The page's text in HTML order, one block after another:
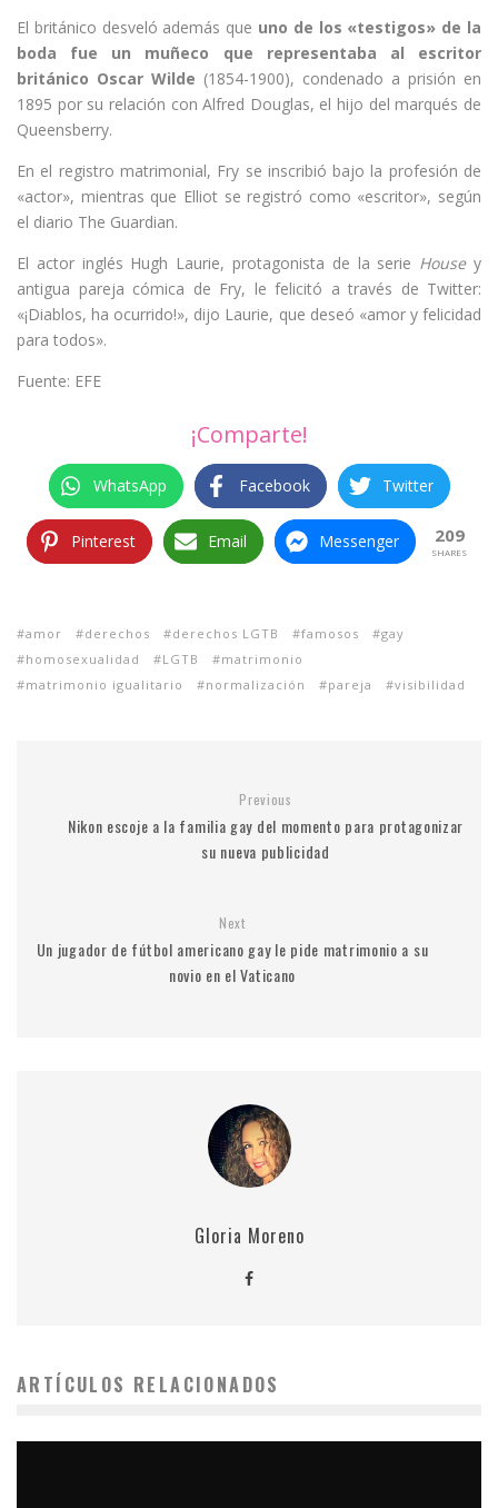
El británico desveló además que uno de los «testigos» de la
boda fue un muñeco que representaba al escritor
británico Oscar Wilde (1854-1900), condenado a prisión en
1895 por su relación con Alfred Douglas, el hijo del marqués de
Queensberry.
En el registro matrimonial, Fry se inscribió bajo la profesión de
«actor», mientras que Elliot se registró como «escritor», según
el diario The Guardian.
El actor inglés Hugh Laurie, protagonista de la serie Housey
antigua pareja cómica de Fry, le felicitó a través de Twitter:
«¡Diablos, ha ocurrido!», dijo Laurie, que deseó «amor y felicidad
para todos».
Fuente: EFE
¡Comparte!
WhatsApp Facebook Twitter
Pinterest Email Messenger 209
SHARES
amor derechos derechos LGTB famosos
gay
homosexualidad
LGTB
matrimonio
matrimonio igualitario
normalización pareja visibilidad
Previous
Nikon escoje a la familia gay del momento para protagonizar
su nueva publicidad
Next
Un jugador de fútbol americano gay le pide matrimonio a su
novio en el Vaticano
Gloria Moreno
ARTÍCULOS RELACIONADOS